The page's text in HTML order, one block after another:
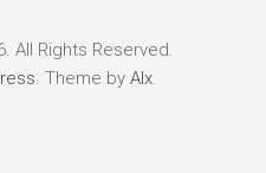
All Rights Reserved.
. Theme by Alx.